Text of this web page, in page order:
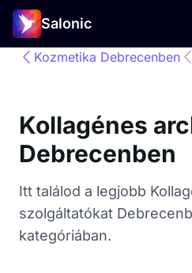
Salonic
Kozmetika Debrecenben
Kollagénes
Debrecenben
Itt találod a legjobb
szolgáltatókat
kategóriában.